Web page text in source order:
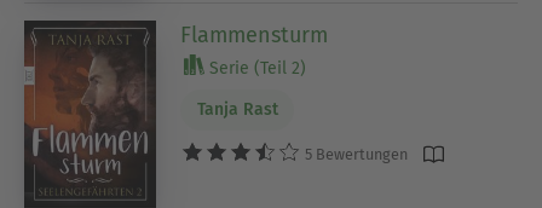
Flammensturm
Serie (Teil 2)
Tanja Rast
5 Bewertungen